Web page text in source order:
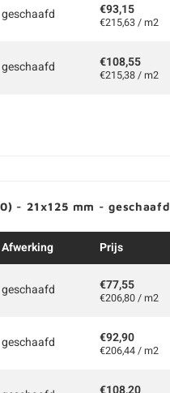
geschaafd €93,15
€215,63 / m2
geschaafd €108,55
€215,38 / m2
- 21x125 mm - geschaafd
Afwerking Prijs
geschaafd €77,55
€206,80 / m2
geschaafd €92,90
€206,44 / m2